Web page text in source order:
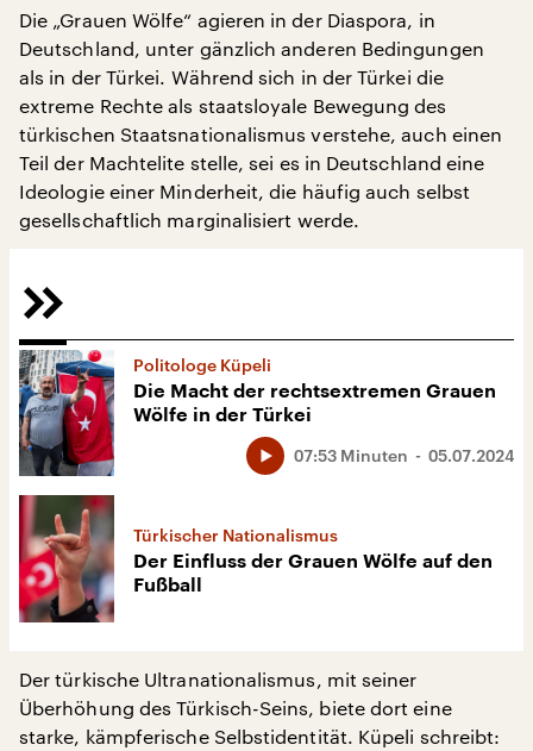
Die „Grauen Wölfe“ agieren in der Diaspora, in
Deutschland, unter gänzlich anderen Bedingungen
als in der Türkei. Während sich in der Türkei die
extreme Rechte als staatsloyale Bewegung des
türkischen Staatsnationalismus verstehe, auch einen
Teil der Machtelite stelle, sei es in Deutschland eine
Ideologie einer Minderheit, die häufig auch selbst
gesellschaftlich marginalisiert werde.
Politologe Küpeli
Die Macht der rechtsextremen Grauen
Wölfe in der Türkei
05.07.2024
07:53 Minuten
Türkischer Nationalismus
Der Einfluss der Grauen Wölfe auf den
Fußball
Der türkische Ultranationalismus, mit seiner
Überhöhung des Türkisch-Seins, biete dort eine
starke, kämpferische Selbstidentität. Küpeli schreibt: